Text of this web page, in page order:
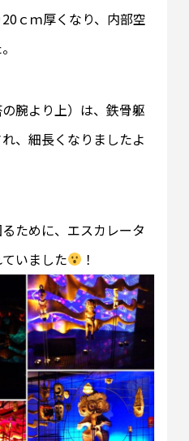
ｃｍ厚くなり、内部空
腕より上）は、鉄骨躯
、細長くなりましたよ
ために、エスカレータ
いました
！